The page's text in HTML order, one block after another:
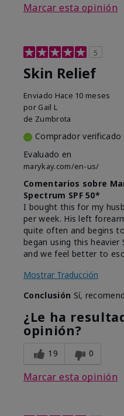
Marcar esta opinión
5
Skin Relief
Enviado Hace 10 meses
por Gail L
de Zumbrota
Comprador verificado
Evaluado en
marykay.com/en-us/
Comentarios sobre
Spectrum SPF 50*
I bought this for my
per week. His left
quite often and begins
began using this heavier
and we feel better to
Mostrar Traducción
Conclusión Sí,
¿Le ha
opinión?
19 0
Marcar esta opinión